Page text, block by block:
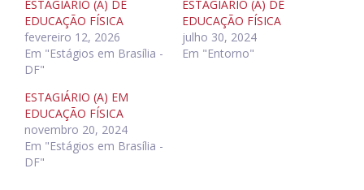
ESTAGIÁRIO (A) DE
EDUCAÇÃO FÍSICA
fevereiro 12, 2026
Em "Estágios em Brasília -
DF"
ESTAGIÁRIO (A) DE
EDUCAÇÃO FÍSICA
julho 30, 2024
Em "Entorno"
ESTAGIÁRIO (A) EM
EDUCAÇÃO FÍSICA
novembro 20, 2024
Em "Estágios em Brasília -
DF"